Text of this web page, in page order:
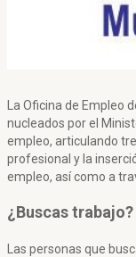
La Oficina de Empleo
nucleados por el
empleo, articulando
profesional y la
empleo, así como a
¿Buscas trabajo?
Las personas que